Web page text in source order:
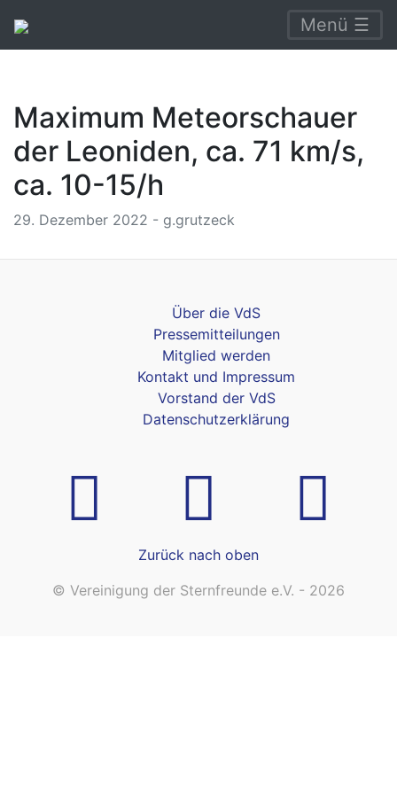
Menü ☰
Maximum Meteorschauer
der Leoniden, ca. 71 km/s,
ca. 10-15/h
29. Dezember 2022 - g.grutzeck
Über die VdS
Pressemitteilungen
Mitglied werden
Kontakt und Impressum
Vorstand der VdS
Datenschutzerklärung
Zurück nach oben
© Vereinigung der Sternfreunde e.V. - 2026